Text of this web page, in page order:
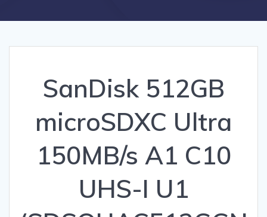
SanDisk 512GB
microSDXC Ultra
150MB/s A1 C10
UHS-I U1